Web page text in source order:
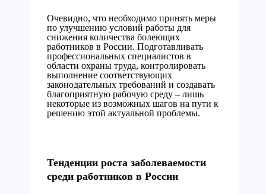
Очевидно, что необходимо принять меры
по улучшению условий работы для
снижения количества болеющих
работников в России. Подготавливать
профессиональных специалистов в
области охраны труда, контролировать
выполнение соответствующих
законодательных требований и создавать
благоприятную рабочую среду – лишь
некоторые из возможных шагов на пути к
решению этой актуальной проблемы.
Тенденции роста заболеваемости
среди работников в России